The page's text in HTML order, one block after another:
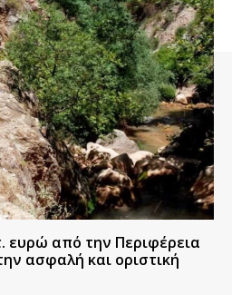
ευρώ από την Περιφέρεια
ασφαλή και οριστική